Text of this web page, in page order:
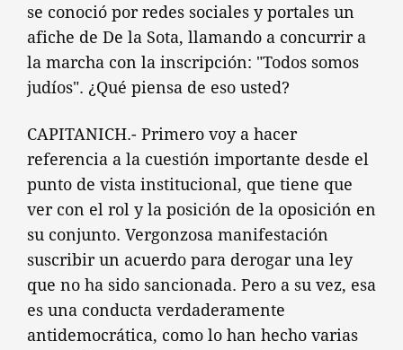
se conoció por redes sociales y portales un
afiche de De la Sota, llamando a concurrir a
la marcha con la inscripción: "Todos somos
judíos". ¿Qué piensa de eso usted?
CAPITANICH.- Primero voy a hacer
referencia a la cuestión importante desde el
punto de vista institucional, que tiene que
ver con el rol y la posición de la oposición en
su conjunto. Vergonzosa manifestación
suscribir un acuerdo para derogar una ley
que no ha sido sancionada. Pero a su vez, esa
es una conducta verdaderamente
antidemocrática, como lo han hecho varias